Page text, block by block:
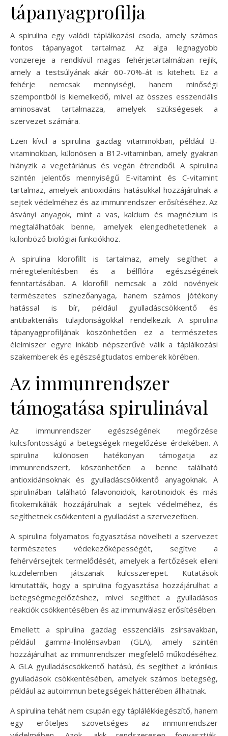
tápanyagprofilja
A spirulina egy valódi táplálkozási csoda, amely számos
fontos tápanyagot tartalmaz. Az alga legnagyobb
vonzereje a rendkívül magas fehérjetartalmában rejlik,
amely a testsúlyának akár 60-70%-át is kiteheti. Ez a
fehérje nemcsak mennyiségi, hanem minőségi
szempontból is kiemelkedő, mivel az összes esszenciális
aminosavat tartalmazza, amelyek szükségesek a
szervezet számára.
Ezen kívül a spirulina gazdag vitaminokban, például B-
vitaminokban, különösen a B12-vitaminban, amely gyakran
hiányzik a vegetáriánus és vegán étrendből. A spirulina
szintén jelentős mennyiségű E-vitamint és C-vitamint
tartalmaz, amelyek antioxidáns hatásukkal hozzájárulnak a
sejtek védelméhez és az immunrendszer erősítéséhez. Az
ásványi anyagok, mint a vas, kalcium és magnézium is
megtalálhatóak benne, amelyek elengedhetetlenek a
különböző biológiai funkciókhoz.
A spirulina klorofillt is tartalmaz, amely segíthet a
méregtelenítésben és a bélflóra egészségének
fenntartásában. A klorofill nemcsak a zöld növények
természetes színezőanyaga, hanem számos jótékony
hatással is bír, például gyulladáscsökkentő és
antibakteriális tulajdonságokkal rendelkezik. A spirulina
tápanyagprofiljának köszönhetően ez a természetes
élelmiszer egyre inkább népszerűvé válik a táplálkozási
szakemberek és egészségtudatos emberek körében.
Az immunrendszer
támogatása spirulinával
Az immunrendszer egészségének megőrzése
kulcsfontosságú a betegségek megelőzése érdekében. A
spirulina különösen hatékonyan támogatja az
immunrendszert, köszönhetően a benne található
antioxidánsoknak és gyulladáscsökkentő anyagoknak. A
spirulinában található falavonoidok, karotinoidok és más
fitokemikáliák hozzájárulnak a sejtek védelméhez, és
segíthetnek csökkenteni a gyulladást a szervezetben.
A spirulina folyamatos fogyasztása növelheti a szervezet
természetes védekezőképességét, segítve a
fehérvérsejtek termelődését, amelyek a fertőzések elleni
küzdelemben játszanak kulcsszerepet. Kutatások
kimutatták, hogy a spirulina fogyasztása hozzájárulhat a
betegségmegelőzéshez, mivel segíthet a gyulladásos
reakciók csökkentésében és az immunválasz erősítésében.
Emellett a spirulina gazdag esszenciális zsírsavakban,
például gamma-linolénsavban (GLA), amely szintén
hozzájárulhat az immunrendszer megfelelő működéséhez.
A GLA gyulladáscsökkentő hatású, és segíthet a krónikus
gyulladások csökkentésében, amelyek számos betegség,
például az autoimmun betegségek hátterében állhatnak.
A spirulina tehát nem csupán egy táplálékkiegészítő, hanem
egy erőteljes szövetséges az immunrendszer